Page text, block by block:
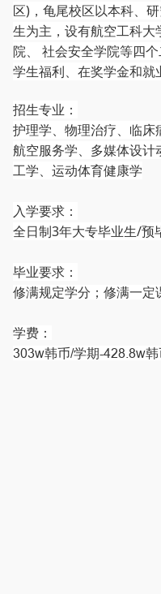
区)，龟尾校区以本科、
生为主，设有航空工科大
院、 社会安全学院等四
学生福利、在奖学金和就
招生专业：
护理学、物理治疗、临床
航空服务学、多媒体设
工学、运动体育健康学
入学要求：
全日制3年大专毕业生/预
毕业要求：
修满规定学分；修满一定
学费：
303w韩币/学期-428.8w韩